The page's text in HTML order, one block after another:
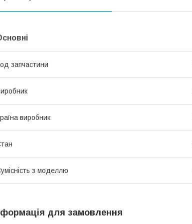
запчастини
виробник
з моделлю
для замовлення